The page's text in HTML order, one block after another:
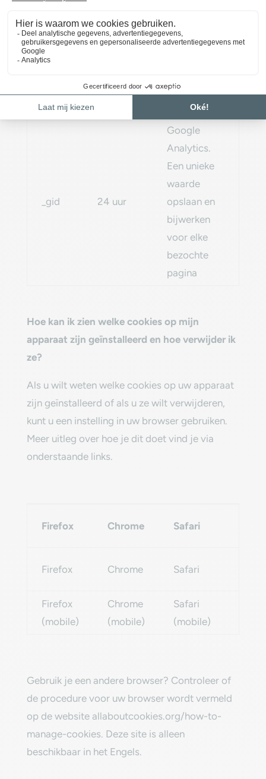
Google
het aantal
aanvragen‎
_gid 24 uur
Google
Analytics.
Een unieke
waarde
opslaan en
bijwerken
voor elke
bezochte
pagina
Hoe kan ik zien welke cookies op mijn
apparaat zijn geïnstalleerd en hoe verwijder ik
ze?‎
‎Als u wilt weten welke cookies op uw apparaat
zijn geïnstalleerd of als u ze wilt verwijderen,
kunt u een instelling in uw browser gebruiken.
Meer uitleg over hoe je dit doet vind je via
onderstaande links.‎
Firefox Chrome Safari
Firefox Chrome Safari
Firefox
(mobile)
Chrome
(mobile)
Safari
(mobile)
‎Gebruik je een andere browser? Controleer of
de procedure voor uw browser wordt vermeld
op de website ‎ allaboutcookies.org/how-to-
manage-cookies. Deze site is alleen
beschikbaar in het Engels.‎